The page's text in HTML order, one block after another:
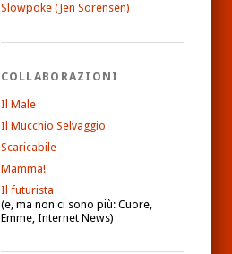
Slowpoke (Jen Sorensen)
COLLABORAZIONI
Il Male
Il Mucchio Selvaggio
Scaricabile
Mamma!
Il futurista
(e, ma non ci sono più: Cuore,
Emme, Internet News)